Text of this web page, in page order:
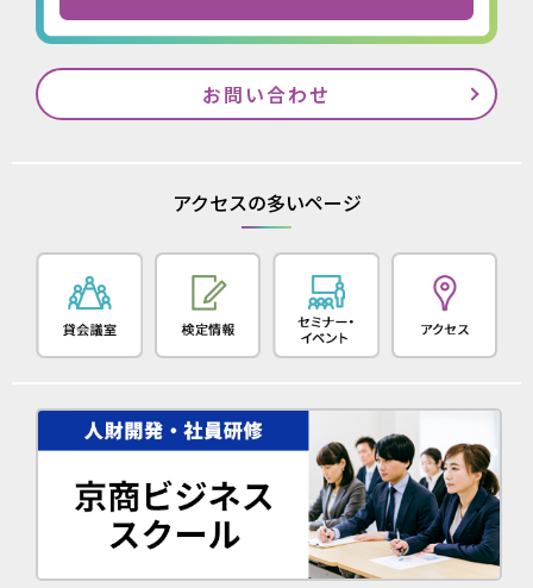
お問い合わせ
アクセスの多いページ